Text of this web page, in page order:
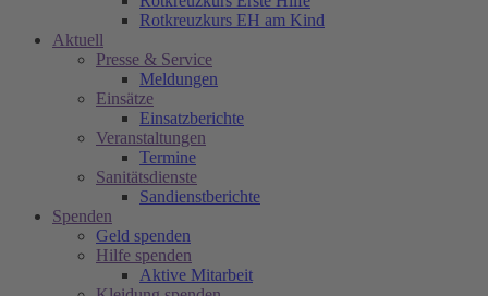
Rotkreuzkurs EH am Kind
Aktuell
Presse & Service
Meldungen
Einsätze
Einsatzberichte
Veranstaltungen
Termine
Sanitätsdienste
Sandienstberichte
Spenden
Geld spenden
Hilfe spenden
Aktive Mitarbeit